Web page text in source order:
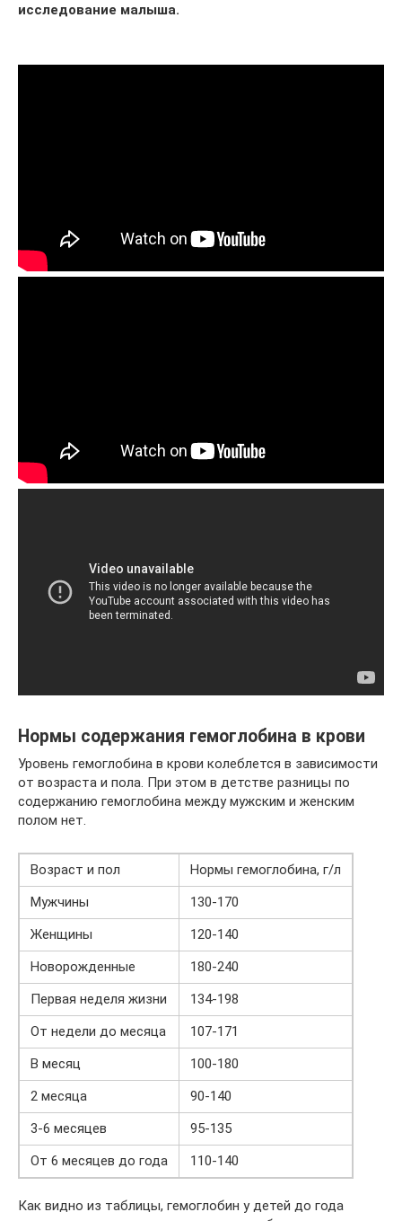
исследование малыша.
Нормы содержания гемоглобина в крови
Уровень гемоглобина в крови колеблется в зависимости
от возраста и пола. При этом в детстве разницы по
содержанию гемоглобина между мужским и женским
полом нет.
Возраст и пол
Нормы гемоглобина, г/л
Мужчины
130-170
Женщины
120-140
Новорожденные
180-240
Первая неделя жизни
134-198
От недели до месяца
107-171
В месяц
100-180
2 месяца
90-140
3-6 месяцев
95-135
От 6 месяцев до года
110-140
Как видно из таблицы, гемоглобин у детей до года